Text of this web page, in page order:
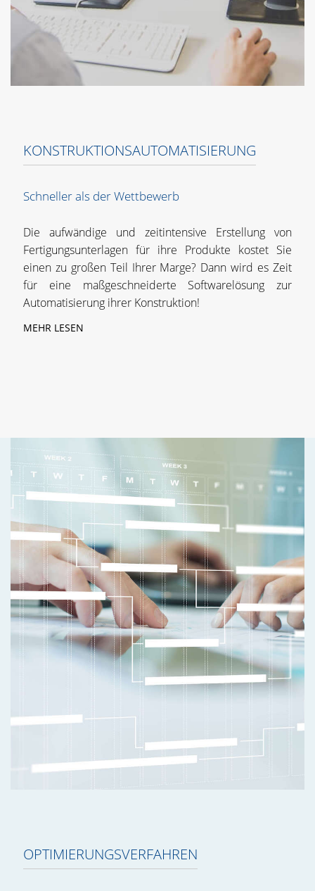
KONSTRUKTIONSAUTOMATISIERUNG
Schneller als der Wettbewerb
Die aufwändige und zeitintensive Erstellung von
Fertigungsunterlagen für ihre Produkte kostet Sie
einen zu großen Teil Ihrer Marge? Dann wird es Zeit
für eine maßgeschneiderte Softwarelösung zur
Automatisierung ihrer Konstruktion!
MEHR LESEN
OPTIMIERUNGSVERFAHREN